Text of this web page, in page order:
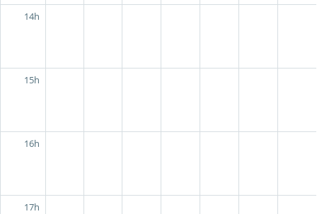
14h
15h
16h
17h